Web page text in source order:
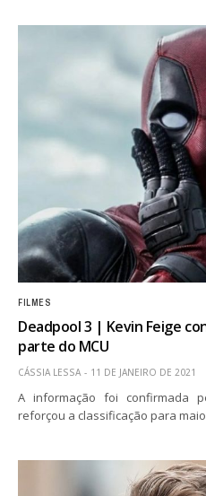
FILMES
Deadpool 3 | Kevin Feige
parte do MCU
CÁSSIA LESSA 11 DE JANEIRO DE 2021
A informação foi confirmada
reforçou a classificação para